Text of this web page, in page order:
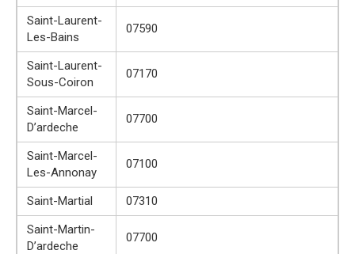
Saint-Laurent-
Les-Bains
07590
Saint-Laurent-
Sous-Coiron
07170
Saint-Marcel-
D’ardeche
07700
Saint-Marcel-
Les-Annonay
07100
Saint-Martial
07310
Saint-Martin-
D’ardeche
07700